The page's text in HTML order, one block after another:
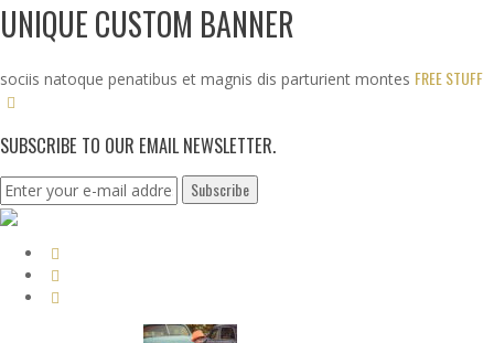
UNIQUE CUSTOM BANNER
sociis natoque penatibus et magnis dis parturient montes FREE STUFF
SUBSCRIBE TO OUR EMAIL NEWSLETTER.